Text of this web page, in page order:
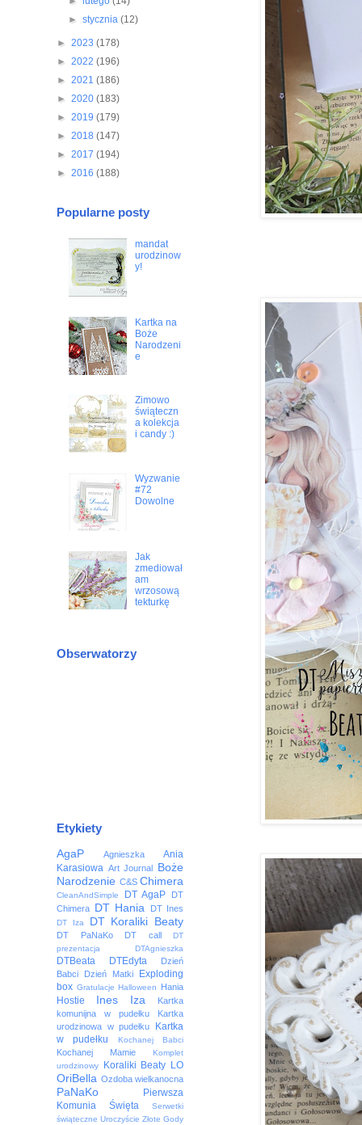
►stycznia(12)
► 2023 (178)
► 2022 (196)
► 2021 (186)
► 2020 (183)
► 2019 (179)
► 2018 (147)
► 2017 (194)
► 2016 (188)
Popularne posty
mandat
urodzinow
y!
Kartka na
Boże
Narodzeni
e
Zimowo
świąteczn
a kolekcja
i candy :)
Wyzwanie
#72
Dowolne
Jak
zmediował
am
wrzosową
tekturkę
Obserwatorzy
Etykiety
AgaP Agnieszka
Ania
Karasiowa Art Journal
Boże
Narodzenie C&S Chimera
CleanAndSimple DT AgaP
DT
Chimera DT Hania DT Ines
DT Iza DT Koraliki Beaty
DT PaNaKo DT call
DT
prezentacja
DTAgnieszka
DTBeata DTEdyta
Dzień
Babci
Dzień Matki
Exploding
box Gratulacje Halloween Hania
Hostie Ines Iza
Kartka
komunijna w pudełku
Kartka
urodzinowa w pudełku
Kartka
w pudełku
Kochanej Babci
Kochanej Mamie
Komplet
urodzinowy
Koraliki Beaty LO
OriBella Ozdoba wielkanocna
PaNaKo
Pierwsza
Komunia Święta
Serwetki
świąteczne Uroczyście Złote Gody